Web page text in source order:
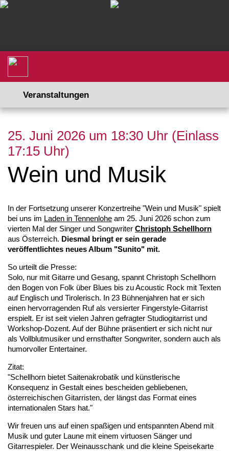
Veranstaltungen
25. Juni 2026 um 18:30 Uhr (Einlass
17:15 Uhr)
Wein und Musik
In der Fortsetzung unserer Konzertreihe "Wein und Musik" spielt
bei uns im Laden in Tennenlohe am 25. Juni 2026 schon zum
vierten Mal der Singer und Songwriter Christoph Schellhorn
aus Österreich. Diesmal bringt er sein gerade
veröffentlichtes neues Album "Sunito" mit.
So urteilt die Presse:
Solo, nur mit Gitarre und Gesang, spannt Christoph Schellhorn
den Bogen von Folk über Blues bis zu Acoustic Rock mit Texten
auf Englisch und Tirolerisch. In 23 Bühnenjahren hat er sich
einen hervorragenden Ruf als versierter Fingerstyle-Gitarrist
erspielt. Er ist seit vielen Jahren gefragter Studiogitarrist und
Workshop-Dozent. Auf der Bühne präsentiert er sich nicht nur
als Vollblutmusiker und ernsthafter Songwriter, sondern auch als
humorvoller Entertainer.
Zitat:
"Schellhorn bietet Saitenakrobatik und künstlerische
Konsequenz in Gestalt eines bescheiden gebliebenen,
österreichischen Gitarristen, der längst das Format eines
internationalen Stars hat."
Wir freuen uns auf einen spaßigen und entspannten Abend mit
Musik und guter Laune mit einem virtuosen Sänger und
Gitarrespieler. Der Weinausschank und die kleine Speisekarte